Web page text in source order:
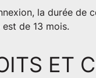
la durée de
de 13 mois.
ET